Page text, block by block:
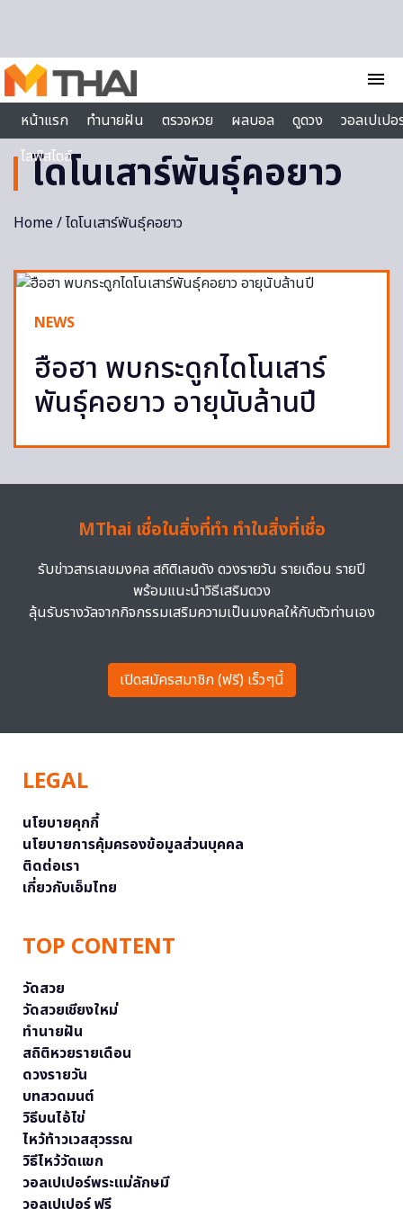
menu
หน้าแรก
ทำนายฝัน ตรวจหวย ผลบอล ดูดวง
วอลเปเป
ไลฟ์สไตล์
ไดโนเสาร์พันธุ์คอยาว
Home/ ไดโนเสาร์พันธุ์คอยาว
NEWS
ฮือฮา พบกระดูกไดโนเสาร์
พันธุ์คอยาว อายุนับล้านปี
MThai เชื่อในสิ่งที่ทำ ทำในสิ่งที่เชื่อ
รับข่าวสารเลขมงคล สถิติเลขดัง ดวงรายวัน รายเดือน รายปี
พร้อมแนะนำวิธีเสริมดวง
ลุ้นรับรางวัลจากกิจกรรมเสริมความเป็นมงคลให้กับตัวท่านเอง
เปิดสมัครสมาชิก (ฟรี) เร็วๆนี้
LEGAL
นโยบายคุกกี้
นโยบายการคุ้มครองข้อมูลส่วนบุคคล
ติดต่อเรา
เกี่ยวกับเอ็มไทย
TOP CONTENT
วัดสวย
วัดสวยเชียงใหม่
ทำนายฝัน
สถิติหวยรายเดือน
ดวงรายวัน
บทสวดมนต์
วิธีบนไอ้ไข่
ไหว้ท้าวเวสสุวรรณ
วิธีไหว้วัดแขก
วอลเปเปอร์พระแม่ลักษมี
วอลเปเปอร์ ฟรี